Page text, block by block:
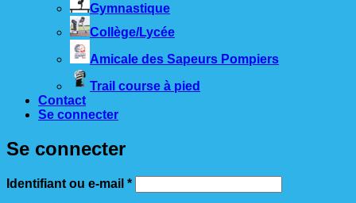
Gymnastique
Collège/Lycée
Amicale des Sapeurs Pompiers
Trail course à pied
Contact
Se connecter
Se connecter
Identifiant ou e-mail *Obligatoire